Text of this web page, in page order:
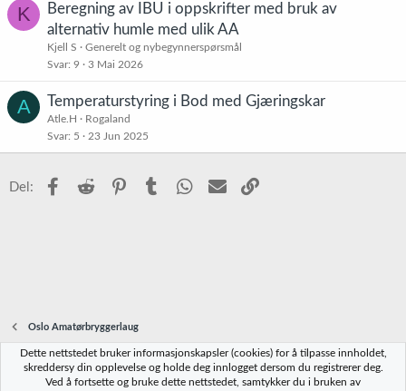
K
Beregning av IBU i oppskrifter med bruk av
alternativ humle med ulik AA
Kjell S
Generelt og nybegynnerspørsmål
Svar 9 3 Mai 2026
A Temperaturstyring i Bod med Gjæringskar
Atle.H
Rogaland
Svar 5 23 Jun 2025
Del: Facebook
Reddit PinterestTumblr WhatsApp
E-post
Oslo Amatørbryggerlaug
Norbrygg-default
Dette nettstedet bruker informasjonskapsler (cookies) for å tilpasse innholdet,
skreddersy din opplevelse og holde deg innlogget dersom du registrerer deg.
Ved å fortsette og bruke dette nettstedet, samtykker du i bruken av